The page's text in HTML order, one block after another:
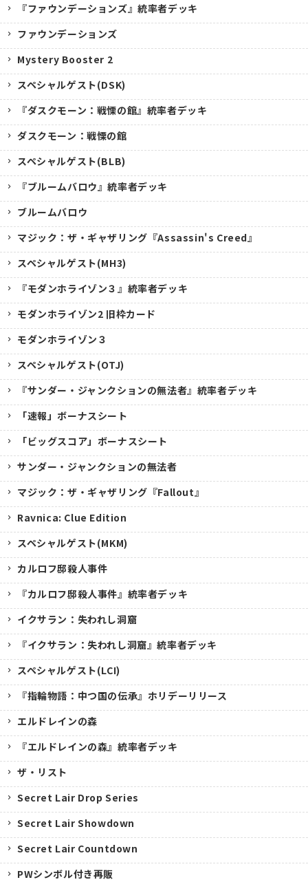
『ファウンデーションズ』統率者デッキ
ファウンデーションズ
Mystery Booster 2
スペシャルゲスト(DSK)
『ダスクモーン：戦慄の館』統率者デッキ
ダスクモーン：戦慄の館
スペシャルゲスト(BLB)
『ブルームバロウ』統率者デッキ
ブルームバロウ
マジック：ザ・ギャザリング『Assassin's Creed』
スペシャルゲスト(MH3)
『モダンホライゾン３』統率者デッキ
モダンホライゾン2 旧枠カード
モダンホライゾン３
スペシャルゲスト(OTJ)
『サンダー・ジャンクションの無法者』統率者デッキ
「速報」ボーナスシート
「ビッグスコア」ボーナスシート
サンダー・ジャンクションの無法者
マジック：ザ・ギャザリング『Fallout』
Ravnica: Clue Edition
スペシャルゲスト(MKM)
カルロフ邸殺人事件
『カルロフ邸殺人事件』統率者デッキ
イクサラン：失われし洞窟
『イクサラン：失われし洞窟』統率者デッキ
スペシャルゲスト(LCI)
『指輪物語：中つ国の伝承』ホリデーリリース
エルドレインの森
『エルドレインの森』統率者デッキ
ザ・リスト
Secret Lair Drop Series
Secret Lair Showdown
Secret Lair Countdown
PWシンボル付き再販